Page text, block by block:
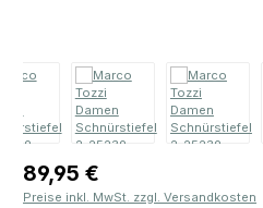
Regulärer Preis:
89,95 €
Preise inkl. MwSt. zzgl. Versandkosten